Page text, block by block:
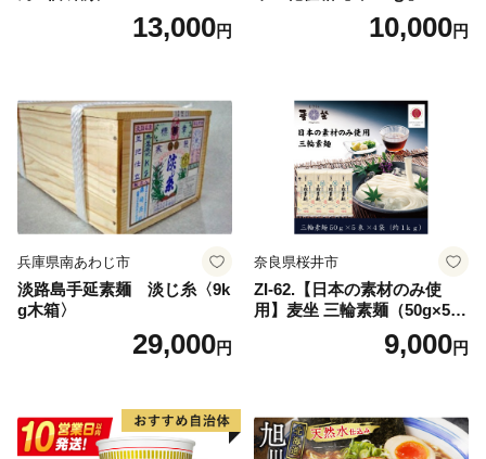
13,000円 10,000円
兵庫県南あわじ市
淡路島手延素麺 淡じ糸〈9k
g木箱〉
29,000円
奈良県桜井市
ZI-62.【日本の素材のみ使
用】麦坐 三輪素麺（50g×5束
9,000円